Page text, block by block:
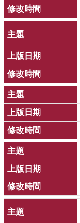
政
府
資
訊
公
開
各
衛
生
所
測
驗
結
核
菌
素